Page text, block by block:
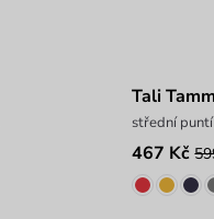
Tali
střední
467 Kč